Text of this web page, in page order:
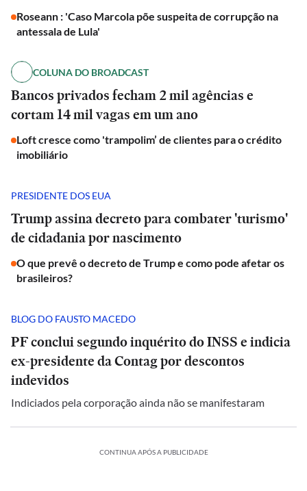
Roseann : 'Caso Marcola põe suspeita de corrupção na
antessala de Lula'
COLUNA DO BROADCAST
Bancos privados fecham 2 mil agências e
cortam 14 mil vagas em um ano
Loft cresce como 'trampolim’ de clientes para o crédito
imobiliário
PRESIDENTE DOS EUA
Trump assina decreto para combater 'turismo'
de cidadania por nascimento
O que prevê o decreto de Trump e como pode afetar os
brasileiros?
BLOG DO FAUSTO MACEDO
PF conclui segundo inquérito do INSS e indicia
ex-presidente da Contag por descontos
indevidos
Indiciados pela corporação ainda não se manifestaram
CONTINUA APÓS A PUBLICIDADE